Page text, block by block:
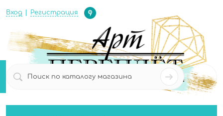
Вход Регистрация
Определение
0